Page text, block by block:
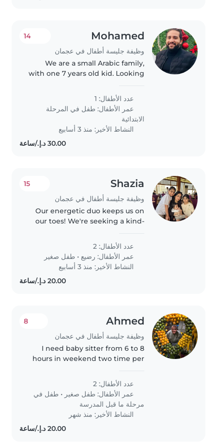
Mohamed
وظيفة جليسة أطفال في عجمان
14
We are a small Arabic family,
with one 7 years old kid. Looking
friendly babysitter, preferably to
be Arabic speaker.
عدد الأطفال: 1
عمر الأطفال: طفل في المرحلة
الابتدائية
النشاط الأخير: منذ 3 أسابيع
Shazia
وظيفة جليسة أطفال في عجمان
15
Our energetic duo keeps us on
our toes! We're seeking a kind-
look after our two little ones—a
curious baby and a sporty
toddler. Light cooking and
chores..
عدد الأطفال: 2
عمر الأطفال: رضيع • طفل صغير
النشاط الأخير: منذ 3 أسابيع
Ahmed
وظيفة جليسة أطفال في عجمان
8
I need baby sitter from 6 to 8
hours in weekend two time per
عدد الأطفال: 2
عمر الأطفال: طفل صغير • طفل في
مرحلة ما قبل المدرسة
النشاط الأخير: منذ شهر